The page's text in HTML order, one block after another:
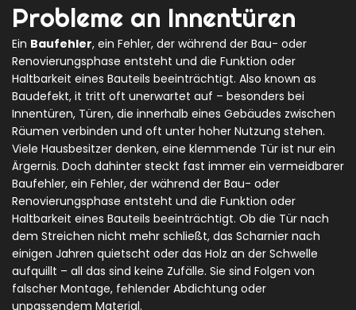
Probleme an Innentüren
Ein Baufehler, ein Fehler, der während der Bau- oder
Renovierungsphase entsteht und die Funktion oder
Haltbarkeit eines Bauteils beeinträchtigt. Also known as
Baudefekt, it tritt oft unerwartet auf – besonders bei
Innentüren, Türen, die innerhalb eines Gebäudes zwischen
Räumen verbinden und oft unter hoher Nutzung stehen.
Viele Hausbesitzer denken, eine klemmende Tür ist nur ein
Ärgernis. Doch dahinter steckt fast immer ein vermeidbarer
Baufehler, ein Fehler, der während der Bau- oder
Renovierungsphase entsteht und die Funktion oder
Haltbarkeit eines Bauteils beeinträchtigt. Ob die Tür nach
dem Streichen nicht mehr schließt, das Scharnier nach
einigen Jahren quietscht oder das Holz an der Schwelle
aufquillt – all das sind keine Zufälle. Sie sind Folgen von
falscher Montage, fehlender Abdichtung oder
unpassendem Material.